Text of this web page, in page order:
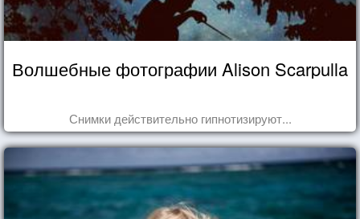
Волшебные фотографии Alison Scarpulla
Снимки действительно гипнотизируют...